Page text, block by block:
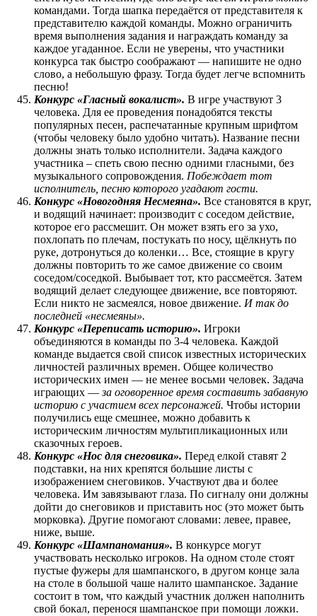
командами. Тогда шапка передаётся от представителя к
представителю каждой команды. Можно ограничить
время выполнения задания и награждать команду за
каждое угаданное. Если не уверены, что участники
конкурса так быстро соображают — напишите не одно
слово, а небольшую фразу. Тогда будет легче вспомнить
песню!
Конкурс «Гласный вокалист». В игре участвуют 3
человека. Для ее проведения понадобятся тексты
популярных песен, распечатанные крупным шрифтом
(чтобы человеку было удобно читать). Название песни
должны знать только исполнители. Задача каждого
участника – спеть свою песню одними гласными, без
музыкального сопровождения. Побеждает тот
исполнитель, песню которого угадают гости.
Конкурс «Новогодняя Несмеяна». Все становятся в круг,
и водящий начинает: производит с соседом действие,
которое его рассмешит. Он может взять его за ухо,
похлопать по плечам, постукать по носу, щёлкнуть по
руке, дотронуться до коленки… Все, стоящие в кругу
должны повторить то же самое движение со своим
соседом/соседкой. Выбывает тот, кто рассмеётся. Затем
водящий делает следующее движение, все повторяют.
Если никто не засмеялся, новое движение. И так до
последней «несмеяны».
Конкурс «Переписать историю». Игроки
объединяются в команды по 3-4 человека. Каждой
команде выдается свой список известных исторических
личностей различных времен. Общее количество
исторических имен — не менее восьми человек. Задача
играющих —за оговоренное время составить забавную
историю с участием всех персонажей. Чтобы истории
получились еще смешнее, можно добавить к
историческим личностям мультипликационных или
сказочных героев.
Конкурс «Нос для снеговика». Перед елкой ставят 2
подставки, на них крепятся большие листы с
изображением снеговиков. Участвуют два и более
человека. Им завязывают глаза. По сигналу они должны
дойти до снеговиков и приставить нос (это может быть
морковка). Другие помогают словами: левее, правее,
ниже, выше.
Конкурс «Шампаномания». В конкурсе могут
участвовать несколько игроков. На одном столе стоят
пустые фужеры для шампанского, в другом конце зала
на столе в большой чаше налито шампанское. Задание
состоит в том, что каждый участник должен наполнить
свой бокал, перенося шампанское при помощи ложки.